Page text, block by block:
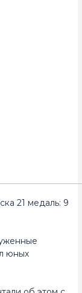
21 медаль: 9
юных